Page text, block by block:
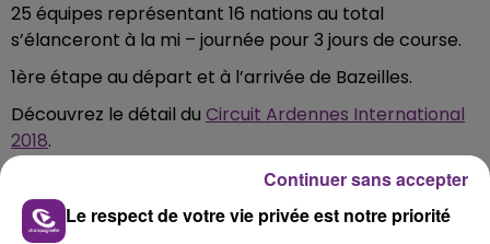
25 équipes représentant 16 nations au total
s’élanceront à la mi – journée pour 3 jours de course.
1ère étape au départ et à l’arrivée de Bazeilles.
Découvrez le détail du Circuit Ardennes International
2018.
FIL D'ACTUS
Le respect de votre vie privée est notre priorité
Continuer sans accepter